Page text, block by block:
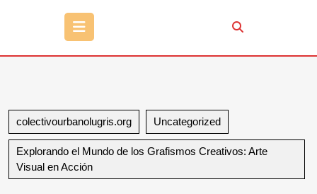
Botón
colectivourbanolugris.org Uncategorized
Explorando el Mundo de los Grafismos Creativos: Arte
Visual en Acción